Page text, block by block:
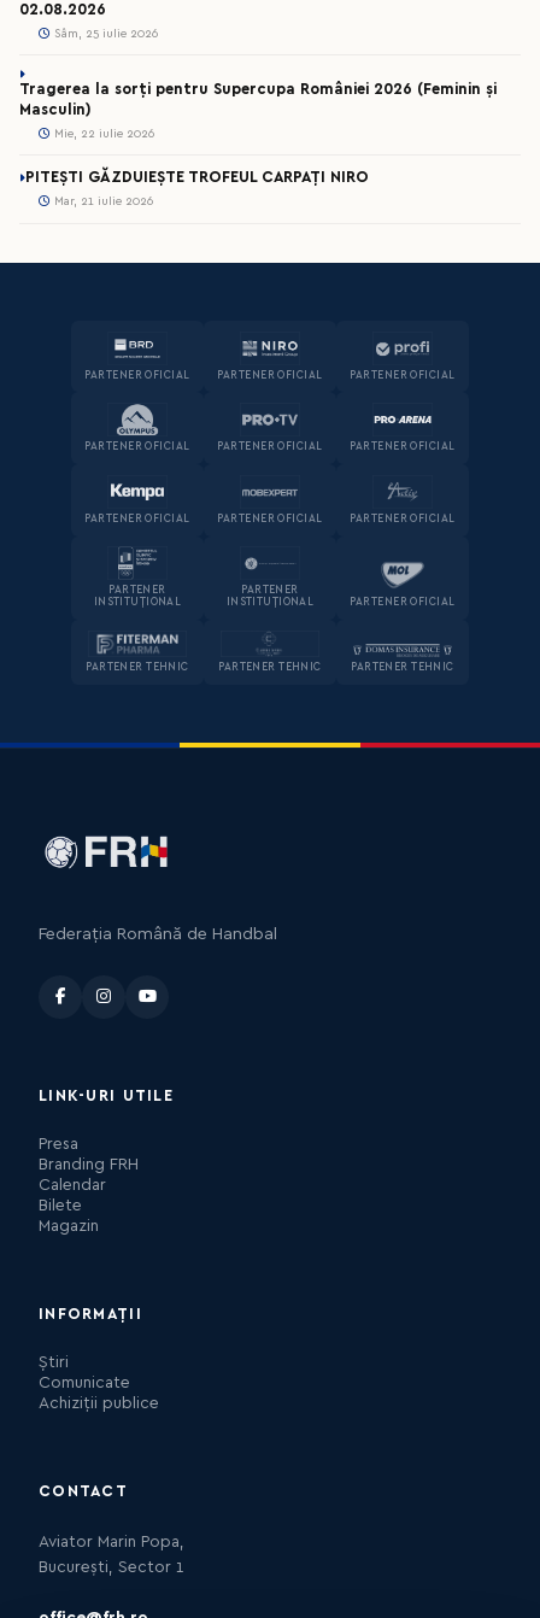
02.08.2026
Sâm, 25 iulie 2026
Tragerea la sorți pentru Supercupa României 2026 (Feminin și
Masculin)
Mie, 22 iulie 2026
PITEȘTI GĂZDUIEȘTE TROFEUL CARPAȚI NIRO
Mar, 21 iulie 2026
PARTENER OFICIAL PARTENER OFICIAL PARTENER OFICIAL
PARTENER OFICIAL PARTENER OFICIAL PARTENER OFICIAL
PARTENER OFICIAL PARTENER OFICIAL PARTENER OFICIAL
PARTENER
INSTITUȚIONAL
PARTENER
INSTITUȚIONAL
PARTENER OFICIAL
PARTENER TEHNIC PARTENER TEHNIC PARTENER TEHNIC
Federația Română de Handbal
LINK-URI UTILE
Presa
Branding FRH
Calendar
Bilete
Magazin
INFORMAȚII
Știri
Comunicate
Achiziții publice
CONTACT
Aviator Marin Popa,
București, Sector 1